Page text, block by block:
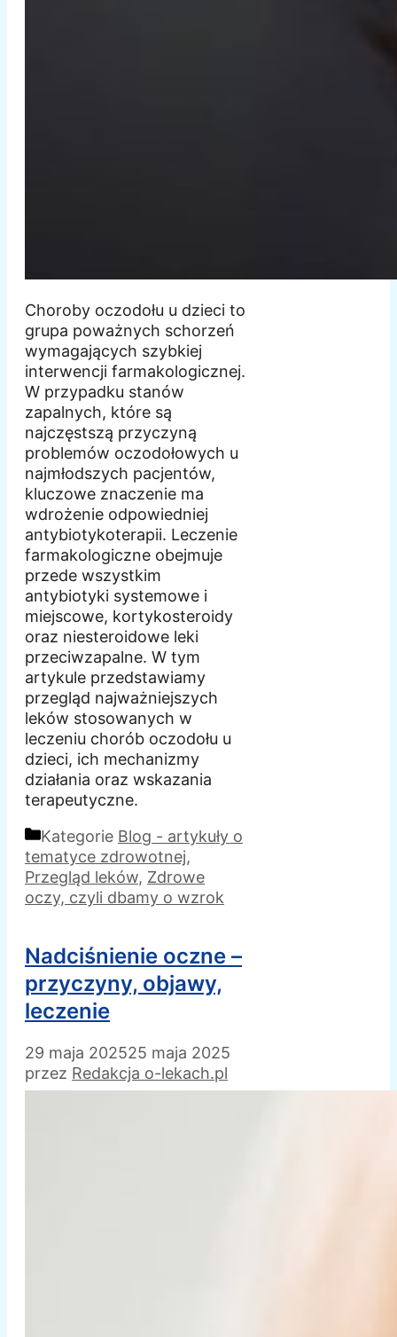
Choroby oczodołu u dzieci to
grupa poważnych schorzeń
wymagających szybkiej
interwencji farmakologicznej.
W przypadku stanów
zapalnych, które są
najczęstszą przyczyną
problemów oczodołowych u
najmłodszych pacjentów,
kluczowe znaczenie ma
wdrożenie odpowiedniej
antybiotykoterapii. Leczenie
farmakologiczne obejmuje
przede wszystkim
antybiotyki systemowe i
miejscowe, kortykosteroidy
oraz niesteroidowe leki
przeciwzapalne. W tym
artykule przedstawiamy
przegląd najważniejszych
leków stosowanych w
leczeniu chorób oczodołu u
dzieci, ich mechanizmy
działania oraz wskazania
terapeutyczne.
Kategorie Blog - artykuły o
tematyce zdrowotnej,
Przegląd leków, Zdrowe
oczy, czyli dbamy o wzrok
Nadciśnienie oczne –
przyczyny, objawy,
leczenie
29 maja 202525 maja 2025
przez Redakcja o-lekach.pl